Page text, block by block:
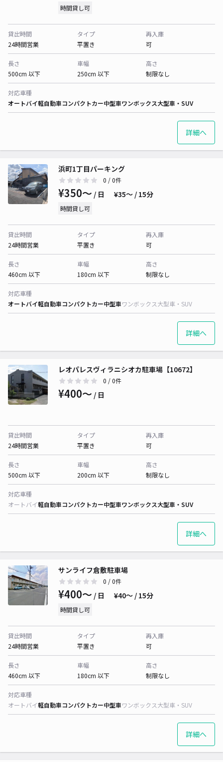
時間貸し可
貸出時間
24時間営業
タイプ
平置き
再入庫
可
長さ
500cm 以下
車幅
250cm 以下
高さ
制限なし
対応車種
オートバイ軽自動車コンパクトカー中型車ワンボックス大型車・SUV
詳細へ
浜町1丁目パーキング
0 / 0件
¥350〜 / 日 ¥35〜 / 15分
時間貸し可
貸出時間
24時間営業
タイプ
平置き
再入庫
可
長さ
460cm 以下
車幅
180cm 以下
高さ
制限なし
対応車種
オートバイ軽自動車コンパクトカー中型車ワンボックス大型車・SUV
詳細へ
レオパレスヴィラニシオカ駐車場【10672】
0 / 0件
¥400〜 / 日
貸出時間
24時間営業
タイプ
平置き
再入庫
可
長さ
500cm 以下
車幅
200cm 以下
高さ
制限なし
対応車種
オートバイ軽自動車コンパクトカー中型車ワンボックス大型車・SUV
詳細へ
サンライフ倉敷駐車場
0 / 0件
¥400〜 / 日 ¥40〜 / 15分
時間貸し可
貸出時間
24時間営業
タイプ
平置き
再入庫
可
長さ
460cm 以下
車幅
180cm 以下
高さ
制限なし
対応車種
オートバイ軽自動車コンパクトカー中型車ワンボックス大型車・SUV
詳細へ